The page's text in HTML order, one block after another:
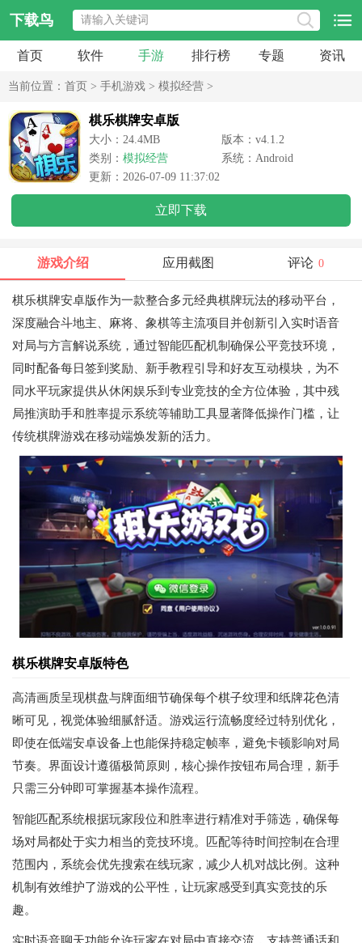
下载鸟
首页 软件 手游 排行榜 专题 资讯
当前位置： 首页 > 手机游戏 > 模拟经营 >
棋乐棋牌安卓版
大小：24.4MB
版本：v4.1.2
类别： 模拟经营
系统：Android
更新：2026-07-09 11:37:02
立即下载
游戏介绍 应用截图 评论 0
棋乐棋牌安卓版作为一款整合多元经典棋牌玩法的移动平台，
深度融合斗地主、麻将、象棋等主流项目并创新引入实时语音
对局与方言解说系统，通过智能匹配机制确保公平竞技环境，
同时配备每日签到奖励、新手教程引导和好友互动模块，为不
同水平玩家提供从休闲娱乐到专业竞技的全方位体验，其中残
局推演助手和胜率提示系统等辅助工具显著降低操作门槛，让
传统棋牌游戏在移动端焕发新的活力。
棋乐棋牌安卓版特色
高清画质呈现棋盘与牌面细节确保每个棋子纹理和纸牌花色清
晰可见，视觉体验细腻舒适。游戏运行流畅度经过特别优化，
即使在低端安卓设备上也能保持稳定帧率，避免卡顿影响对局
节奏。界面设计遵循极简原则，核心操作按钮布局合理，新手
只需三分钟即可掌握基本操作流程。
智能匹配系统根据玩家段位和胜率进行精准对手筛选，确保每
场对局都处于实力相当的竞技环境。匹配等待时间控制在合理
范围内，系统会优先搜索在线玩家，减少人机对战比例。这种
机制有效维护了游戏的公平性，让玩家感受到真实竞技的乐
趣。
实时语音聊天功能允许玩家在对局中直接交流，支持普通话和